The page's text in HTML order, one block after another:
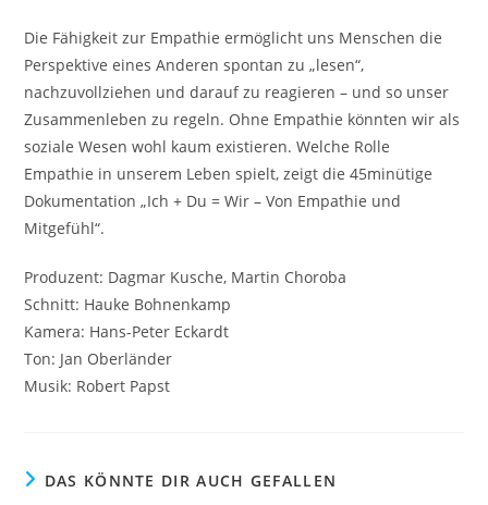
Die Fähigkeit zur Empathie ermöglicht uns Menschen die
Perspektive eines Anderen spontan zu „lesen“,
nachzuvollziehen und darauf zu reagieren – und so unser
Zusammenleben zu regeln. Ohne Empathie könnten wir als
soziale Wesen wohl kaum existieren. Welche Rolle
Empathie in unserem Leben spielt, zeigt die 45minütige
Dokumentation „Ich + Du = Wir – Von Empathie und
Mitgefühl“.
Produzent: Dagmar Kusche, Martin Choroba
Schnitt: Hauke Bohnenkamp
Kamera: Hans-Peter Eckardt
Ton: Jan Oberländer
Musik: Robert Papst
DAS KÖNNTE DIR AUCH GEFALLEN